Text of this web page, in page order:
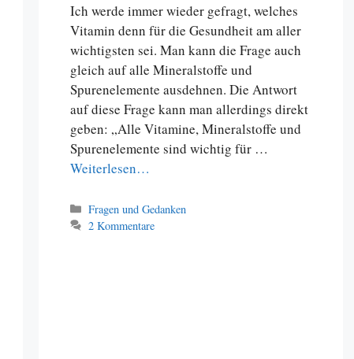
Ich werde immer wieder gefragt, welches
Vitamin denn für die Gesundheit am aller
wichtigsten sei. Man kann die Frage auch
gleich auf alle Mineralstoffe und
Spurenelemente ausdehnen. Die Antwort
auf diese Frage kann man allerdings direkt
geben: „Alle Vitamine, Mineralstoffe und
Spurenelemente sind wichtig für …
Weiterlesen…
Kategorien
Fragen und Gedanken
2 Kommentare